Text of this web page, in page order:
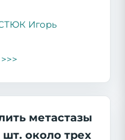
Игорь
метастазы
шт. около трех